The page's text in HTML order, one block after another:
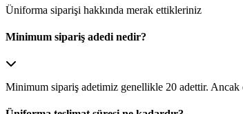
Üniforma siparişi hakkında merak ettikleriniz
Minimum sipariş adedi nedir?
Minimum sipariş adetimiz genellikle 20 adettir.